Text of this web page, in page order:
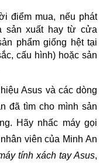
điểm mua, nếu phát
sản xuất hay từ cửa
phẩm giống hệt tại
cấu hình) hoặc sản
Asus và các dòng
đã tìm cho mình sản
Hãy nhấc máy gọi
viên của Minh An
tính xách tay Asus,